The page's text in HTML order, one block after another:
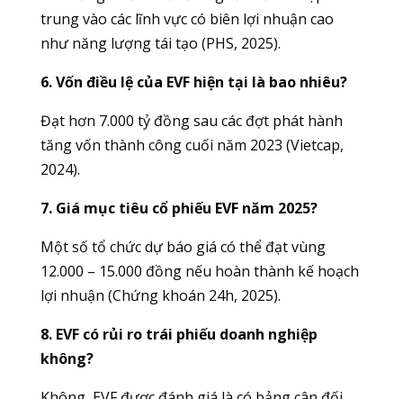
trung vào các lĩnh vực có biên lợi nhuận cao
như năng lượng tái tạo (PHS, 2025).
6. Vốn điều lệ của EVF hiện tại là bao nhiêu?
Đạt hơn 7.000 tỷ đồng sau các đợt phát hành
tăng vốn thành công cuối năm 2023 (Vietcap,
2024).
7. Giá mục tiêu cổ phiếu EVF năm 2025?
Một số tổ chức dự báo giá có thể đạt vùng
12.000 – 15.000 đồng nếu hoàn thành kế hoạch
lợi nhuận (Chứng khoán 24h, 2025).
8. EVF có rủi ro trái phiếu doanh nghiệp
không?